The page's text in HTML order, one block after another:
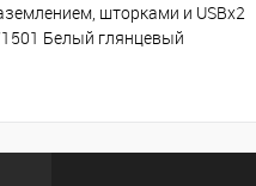
шторками и USBх2
Белый глянцевый